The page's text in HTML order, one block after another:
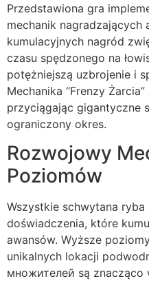
Przedstawiona gra
mechanik nagradzających
kumulacyjnych nagród
czasu spędzonego na
potężniejszą uzbrojenie i
Mechanika “Frenzy
przyciągając gigantyczne
ograniczony okres.
Rozwojowy
Poziomów
Wszystkie schwytana
doświadczenia, które
awansów. Wyższe
unikalnych lokacji
множителей są znacząco